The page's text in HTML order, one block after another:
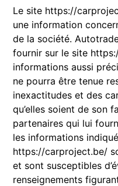
Le site https://
une information
de la société.
fournir sur le site
informations aussi
ne pourra être tenue
inexactitudes et des
qu’elles soient de son
partenaires qui lui
les informations
https://carproject.be/
et sont susceptibles
renseignements